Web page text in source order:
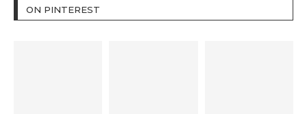
ON PINTEREST